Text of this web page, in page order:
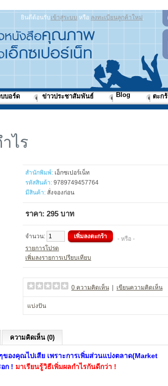
ยินดีต้อนรับเข้าสู่ระบบ หรือ ลงทะเบียนลูกค้าใหม่.
บบอร์ด ข่าวประชาสัมพันธ์ Blog ตะก
ไร
สำนักพิมพ์: เอ็กซเปอร์เน็ท
รหัสสินค้า: 9789749457764
มีสินค้า: สั่งจองก่อน
ราคา: 295 บาท
จำนวน:
- หรือ -
รายการโปรด
เพิ่มลงรายการเปรียบเทียบ
0 ความคิดเห็น เขียนความคิดเห็น
แบ่งปัน
ความคิดเห็น (0)
ของคุณไปเสีย เพราะการเพิ่มส่วนแบ่งตลาด(Market
ก ! มาเรียนรู้วิธีเพิ่มผลกำไรกันดีกว่า !